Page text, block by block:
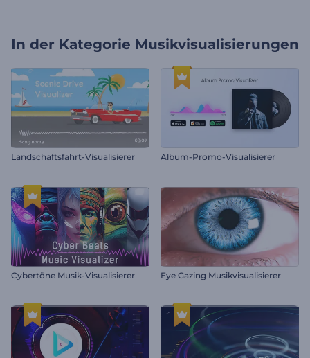
In der Kategorie Musikvisualisierungen
Landschaftsfahrt-Visualisierer Album-Promo-Visualisierer
Cybertöne Musik-Visualisierer Eye Gazing Musikvisualisierer